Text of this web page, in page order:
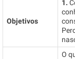
Objetivos
1.
O